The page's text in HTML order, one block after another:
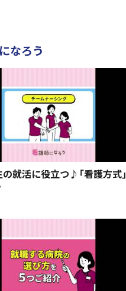
なろう
就活に役立つ♪「看護方式」